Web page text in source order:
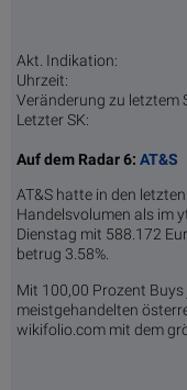
Akt. Indikation:
Uhrzeit:
Veränderung zu letztem
Letzter SK:
Auf dem Radar 6: AT&S
AT&S hatte in den
Handelsvolumen als im
Dienstag mit 588.172
betrug 3.58%.
Mit 100,00 Prozent
meistgehandelten
wikifolio.com mit dem